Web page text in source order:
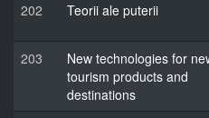
202 Teorii ale puterii
203
New technologies for
tourism products and
destinations